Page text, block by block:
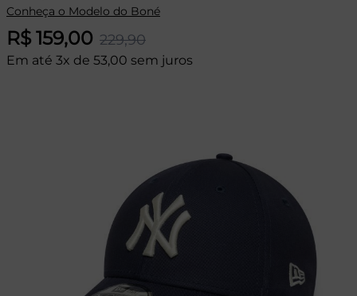
Conheça o Modelo do Boné
R$ 159,00 229,90
Em até 3x de 53,00 sem juros